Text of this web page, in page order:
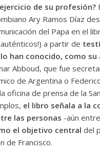
de su profesión?
Ary Ramos Díaz
del Papa en el
auténticos!) a partir de
han conocido, como su
Abboud, que fue
de Argentina o
oficina de prensa de la
el libro señala a la
las personas -aún
el objetivo central del
de Francisco.